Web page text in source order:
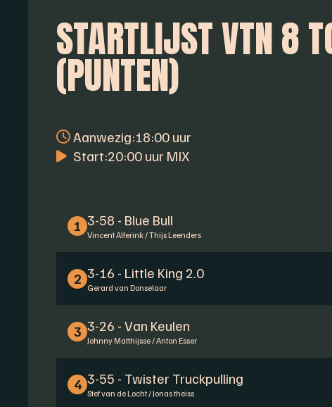
STARTLIJST VTN 8
(PUNTEN)
Aanwezig:18:00 uur
Start:20:00 uur MIX
1 3-58 - Blue Bull
Vincent Alferink / Thijs Leenders
2 3-16 - Little King 2.0
Gerard van Donselaar
3 3-26 - Van Keulen
Johnny Matthijsse / Anton Esser
4 3-55 - Twister Truckpulling
Stef van de Locht / Jonas theiss